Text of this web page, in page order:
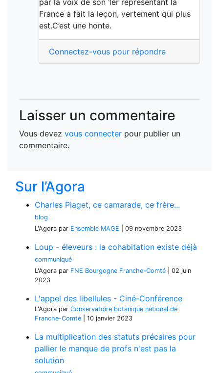
France a fait la leçon, vertement qui plus
est.C’est une honte.
Connectez-vous pour répondre
Laisser un commentaire
Vous devez vous connecter pour publier un
commentaire.
Sur l’Agora
Charles Piaget, ce camarade, ce frère...
blog
L'Agora par Ensemble MAGE 09 novembre 2023
Loup - éleveurs : la cohabitation existe déjà
communiqué
L'Agora par FNE Bourgogne Franche-Comté
02 juin
2023
L'appel des libellules - Ciné-Conférence
L'Agora par Conservatoire botanique national de
Franche-Comté
10 janvier 2023
La multiplication des statuts précaires pour
pallier le manque de profs n'est pas la
solution